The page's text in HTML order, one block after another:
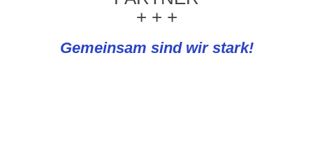
+ + +
Gemeinsam sind wir stark!